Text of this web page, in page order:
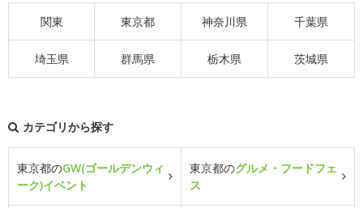
関東 東京都 神奈川県 千葉県
埼玉県 群馬県 栃木県 茨城県
カテゴリから探す
東京都のGW(ゴールデンウィ
ーク)イベント
東京都のグルメ・フードフェ
ス